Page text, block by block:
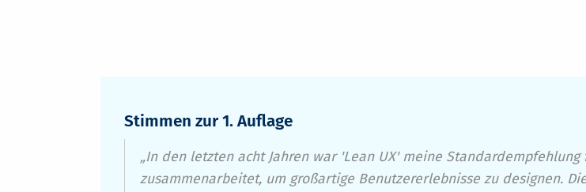
Stimmen zur 1. Auflage
„In den letzten acht Jahren war 'Lean UX' meine
zusammenarbeitet, um großartige Benutzererlebnisse zu designen.